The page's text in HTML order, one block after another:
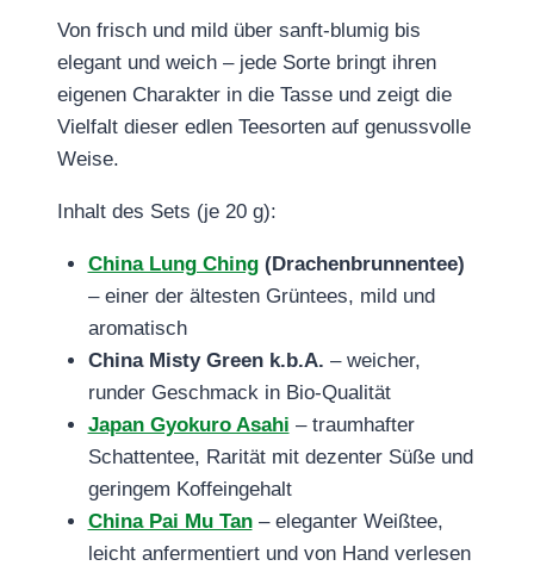
Von frisch und mild über sanft-blumig bis
elegant und weich – jede Sorte bringt ihren
eigenen Charakter in die Tasse und zeigt die
Vielfalt dieser edlen Teesorten auf genussvolle
Weise.
Inhalt des Sets (je 20 g):
China Lung Ching(Drachenbrunnentee)
– einer der ältesten Grüntees, mild und
aromatisch
China Misty Green k.b.A. – weicher,
runder Geschmack in Bio‑Qualität
Japan Gyokuro Asahi – traumhafter
Schattentee, Rarität mit dezenter Süße und
geringem Koffeingehalt
China Pai Mu Tan– eleganter Weißtee,
leicht anfermentiert und von Hand verlesen